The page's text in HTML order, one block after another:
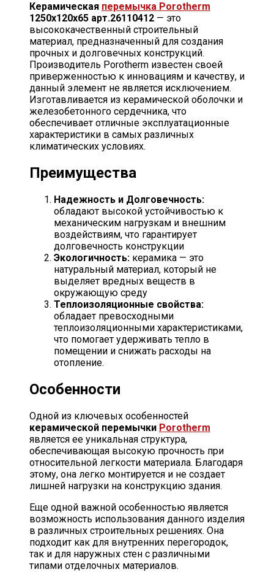
Керамическая перемычка Porotherm
1250х120х65 арт.26110412 — это
высококачественный строительный
материал, предназначенный для создания
прочных и долговечных конструкций.
Производитель Porotherm известен своей
приверженностью к инновациям и качеству, и
данный элемент не является исключением.
Изготавливается из керамической оболочки и
железобетонного сердечника, что
обеспечивает отличные эксплуатационные
характеристики в самых различных
климатических условиях.
Преимущества
Надежность и Долговечность:
обладают высокой устойчивостью к
механическим нагрузкам и внешним
воздействиям, что гарантирует
долговечность конструкции
Экологичность: керамика — это
натуральный материал, который не
выделяет вредных веществ в
окружающую среду
Теплоизоляционные свойства:
обладает превосходными
теплоизоляционными характеристиками,
что помогает удерживать тепло в
помещении и снижать расходы на
отопление.
Особенности
Одной из ключевых особенностей
керамической перемычки Porotherm
является ее уникальная структура,
обеспечивающая высокую прочность при
относительной легкости материала. Благодаря
этому, она легко монтируется и не создает
лишней нагрузки на конструкцию здания.
Еще одной важной особенностью является
возможность использования данного изделия
в различных строительных решениях. Она
подходит как для внутренних перегородок,
так и для наружных стен с различными
типами отделочных материалов.